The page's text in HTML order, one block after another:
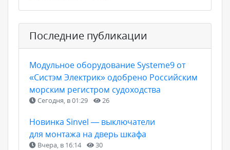
Последние публикации
Модульное оборудование Systeme9 от
«Систэм Электрик» одобрено Российским
морским регистром судоходства
Сегодня, в 01:29 26
Новинка Sinvel — выключатели
для монтажа на дверь шкафа
Вчера, в 16:14 30